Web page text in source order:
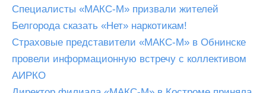
Специалисты «МАКС-М» призвали жителей
Белгорода сказать «Нет» наркотикам!
Страховые представители «МАКС-М» в Обнинске
провели информационную встречу с коллективом
АИРКО